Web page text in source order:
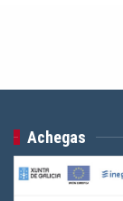
Achegas